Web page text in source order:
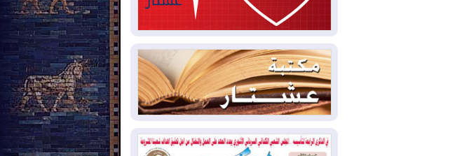
2026-08-03
العجز والاقتراض يطوقان
دينار!
2026-08-03كوبا تغرق في الظلام مجددا
وانهيار الشبكة الكهربائية
2026-08-03
أوامر بإجلاء 60 ألف شخص
بسبب الحرائق في ولاية واشنطن